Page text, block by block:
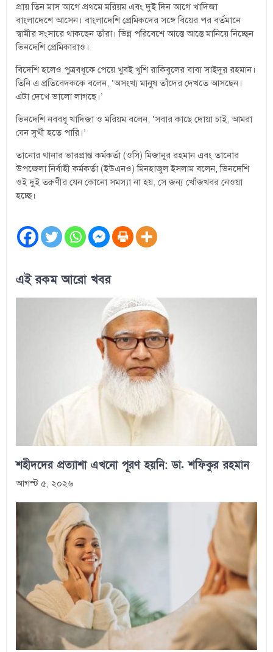
প্রায় তিন মাস আগে প্রথমে মরিয়ম এবং দুই দিন আগে খাদিজা
বাংলাদেশে আসেন। বাংলাদেশি প্রেমিকদের সঙ্গে বিয়ের পর বর্তমানে
স্বামীর সংসারে থাকছেন তাঁরা। ভিন্ন পরিবেশে আস্তে আস্তে মানিয়ে নিচ্ছেন
ভিনদেশি প্রেমিকারাও।
বিদেশি হলেও পুত্রবধূকে পেয়ে খুবই খুশি রাকিবুলের বাবা সাইদুর রহমান।
তিনি এ প্রতিবেদককে বলেন, ‘অসংখ্য মানুষ তাঁদের দেখতে আসছেন।
এটা দেখে ভালো লাগছে।’
ভিনদেশি নববধূ খাদিজা ও মরিয়ম বলেন, ‘সবার কাছে দোয়া চাই, আমরা
যেন সুখী হতে পারি।’
তানোর থানার ভারপ্রাপ্ত কর্মকর্তা (ওসি) মিজানুর রহমান এবং তানোর
উপজেলা নির্বাহী কর্মকর্তা (ইউএনও) মিনহাজুল ইসলাম বলেন, ভিনদেশি
ওই দুই তরুণীর যেন কোনো সমস্যা না হয়, সে জন্য খোঁজখবর নেওয়া
হচ্ছে।
এই রকম আরো খবর
শহীদদের প্রত্যাশা এখনো পূরণ হয়নি: ডা. শফিকুর রহমান
আগস্ট ৫, ২০২৬